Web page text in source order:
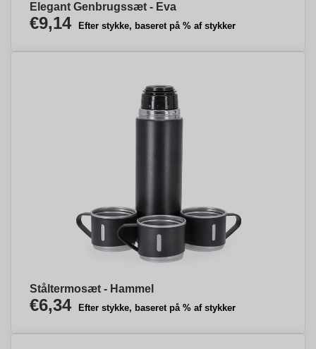
Elegant Genbrugssæt - Eva
€9,14 Efter stykke, baseret på % af stykker
Ståltermosæt - Hammel
€6,34 Efter stykke, baseret på % af stykker